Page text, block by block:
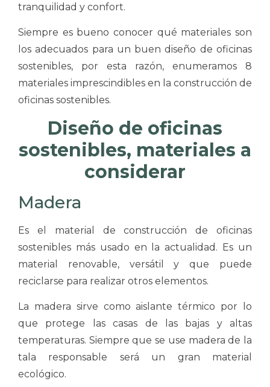
tranquilidad y confort.
Siempre es bueno conocer qué materiales son
los adecuados para un buen diseño de oficinas
sostenibles, por esta razón, enumeramos 8
materiales imprescindibles en la construcción de
oficinas sostenibles.
Diseño de oficinas
sostenibles, materiales a
considerar
Madera
Es el material de construcción de oficinas
sostenibles más usado en la actualidad. Es un
material renovable, versátil y que puede
reciclarse para realizar otros elementos.
La madera sirve como aislante térmico por lo
que protege las casas de las bajas y altas
temperaturas. Siempre que se use madera de la
tala responsable será un gran material
ecológico.